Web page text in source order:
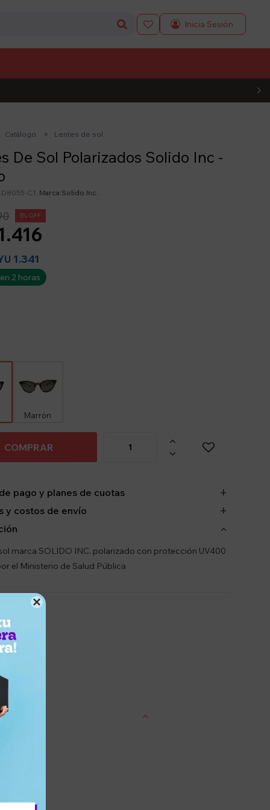


Catálogo Lentes de sol
De Sol Polarizados Solido Inc -
C1 Solido Inc.
5
1.341
2 horas
Marrón
COMPRAR


pago y planes de cuotas
y costos de envío
marca SOLIDO INC. polarizado con protección UV400
el Ministerio de Salud Pública